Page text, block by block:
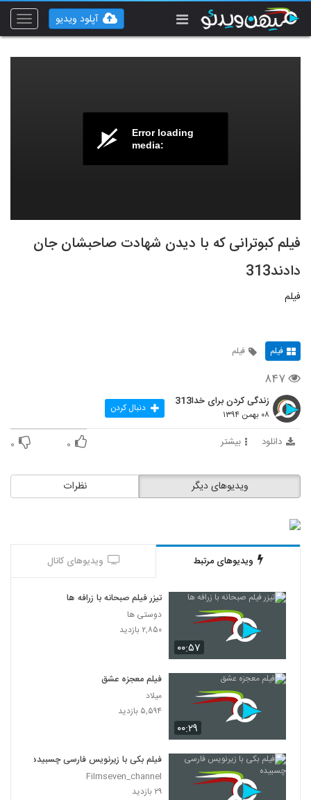
Toggle
آپلود ویدیو
Error loading
media:
فیلم کبوترانی که با دیدن شهادت صاحبشان جان
دادند313
فیلم
فیلم فیلم
۸۴۷
زندگی کردن برای خدا313
۰۸ بهمن ۱۳۹۴ دنبال کردن
دانلود بیشتر ۰ ۰
نظرات ویدیوهای دیگر
ویدیوهای مرتبط ویدیوهای کانال
۰۰:۵۷
تیزر فیلم صبحانه با زرافه ها
دوستی ها
۲,۸۵۰ بازدید
۰۰:۲۹
فیلم معجزه عشق
میلاد
۵,۵۹۴ بازدید
فیلم بکی با زیرنویس فارسی چسبیده
Filmseven_channel
۲۹ بازدید